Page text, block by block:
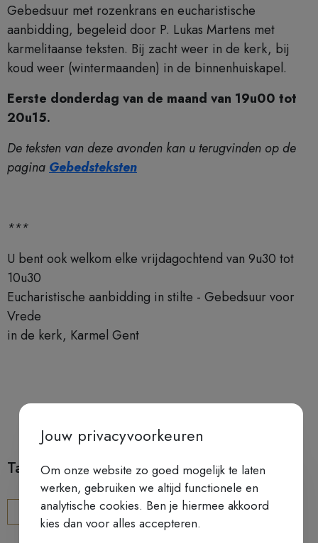
Gebedsuur met rozenkrans en eucharistische
aanbidding, begeleid door P. Lukas Martens met
karmelitaanse teksten. Bij zacht weer in de kerk, bij
koud weer (wintermaanden) in de binnenhuiskapel.
Eerste donderdag van de maand van 19u00 tot
20u15.
De teksten van deze avonden kan u terugvinden op de
pagina Gebedsteksten
***
U bent ook welkom elke vrijdagochtend van 9u30 tot
10u30
Eucharistische aanbidding in stilte - Gebedsuur voor
Vrede
in de kerk, Karmel Gent
Tags
CHRISTELIJK GELOOF EVANGELIE
Jouw privacyvoorkeuren
Om onze website zo goed mogelijk te laten
werken, gebruiken we altijd functionele en
analytische cookies. Ben je hiermee akkoord
kies dan voor alles accepteren.